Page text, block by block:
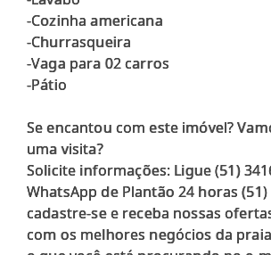
-Cozinha americana
-Churrasqueira
-Vaga para 02 carros
-Pátio
Se encantou com este imóvel?
uma visita?
Solicite informações: Ligue (51)
WhatsApp de Plantão 24 horas (51)
cadastre-se e receba nossas
com os melhores negócios da